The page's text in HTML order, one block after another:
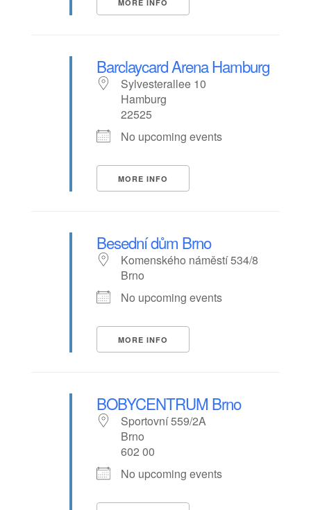
MORE INFO
Barclaycard Arena Hamburg
Sylvesterallee 10
Hamburg
22525
No upcoming events
MORE INFO
Besední dům Brno
Komenského náměstí 534/8
Brno
No upcoming events
MORE INFO
BOBYCENTRUM Brno
Sportovní 559/2A
Brno
602 00
No upcoming events